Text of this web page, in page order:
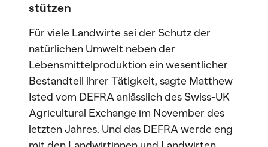
stützen
Für viele Landwirte sei der Schutz der
natürlichen Umwelt neben der
Lebensmittelproduktion ein wesentlicher
Bestandteil ihrer Tätigkeit, sagte Matthew
Isted vom DEFRA anlässlich des Swiss-UK
Agricultural Exchange im November des
letzten Jahres. Und das DEFRA werde eng